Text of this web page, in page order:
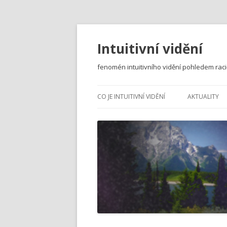
Intuitivní vidění
fenomén intuitivního vidění pohledem
CO JE INTUITIVNÍ VIDĚNÍ AKTUALITY